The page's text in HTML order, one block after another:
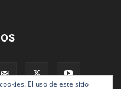
El uso de este sitio